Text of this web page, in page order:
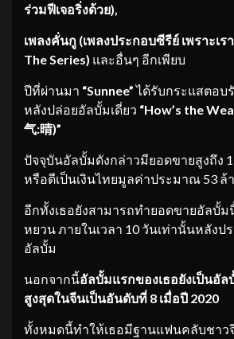
ร่วมฟีเจอริ่งด้วย),
เพลงคั่นกู (เพลงประกอบซีรีย์ เพราะเร
The Series) และอื่นๆ อีกเพียบ
ปีที่ผ่านมา “Sunnee”ได้รับกระแสตอบ
หลังปล่อยอัลบั้มเดี่ยว “How’s the
气:晴)”
ปัจจุบันอัลบั้มดังกล่าวมียอดขายสูงถึง
หรือตีเป็นเงินไทยมูลค่าประมาณ 53 ล้
อีกทั้งเธอยังสามารถทำยอดขายอัลบั้ม
หยวน ภายในเวลา 10 วันเท่านั้นหลังป
อัลบั้ม
นอกจากนี้อัลบั้มแรกของเธอยังเป็นอั
สูงสุดในจีนเป็นอันดับที่ 8 เมื่อปี 2020
ทั้งหมดนี้ทำให้เธอมีฐานแฟนคลับชาว